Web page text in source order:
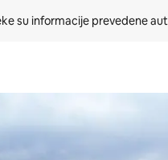
su informacije prevedene